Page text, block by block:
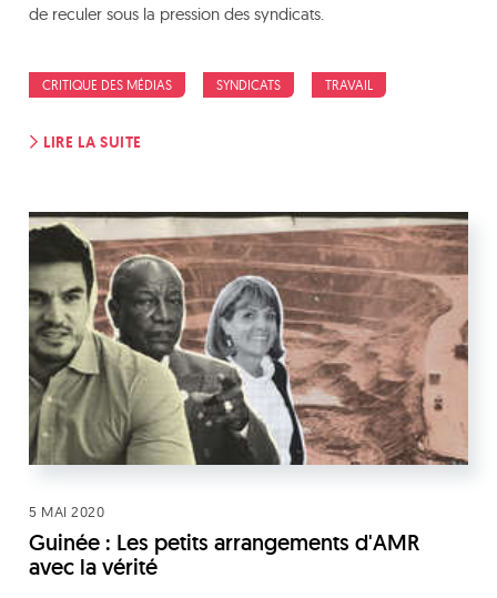
de reculer sous la pression des syndicats.
CRITIQUE DES MÉDIAS SYNDICATS TRAVAIL
LIRE LA SUITE
5 MAI 2020
Guinée : Les petits arrangements d'AMR
avec la vérité